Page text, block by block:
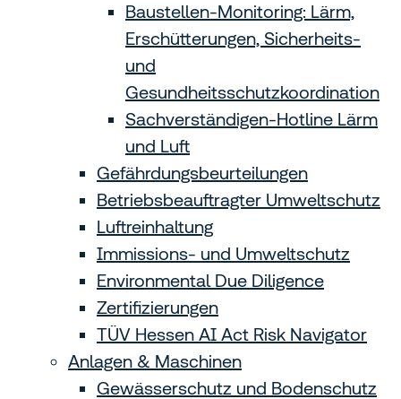
Baustellen-Monitoring: Lärm,
Erschütterungen, Sicherheits-
und
Gesundheitsschutzkoordination
Sachverständigen-Hotline Lärm
und Luft
Gefährdungs­beurteilungen
Betriebsbeauftragter Umweltschutz
Luftreinhaltung
Immissions- und Umweltschutz
Environmental Due Diligence
Zertifizierungen
TÜV Hessen AI Act Risk Navigator
Anlagen & Maschinen
Gewässerschutz und Bodenschutz